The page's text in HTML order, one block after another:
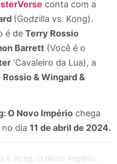
conta com a
(Godzilla vs. Kong).
é de Terry Rossio
Barrett (Você é o
‘Cavaleiro da Lua), a
Rossio & Wingard &
O Novo Império chega
dia 11 de abril de 2024.
E Kong: O Novo Império ,